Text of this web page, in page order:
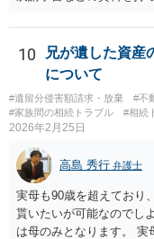
10
兄が遺した資産
について
#遺留分侵害額請求・放棄 #不
#家族間の相続トラブル
#相続
2026年2月25日
高島 秀行 弁護士
実母も90歳を超えており
貰いたいが可能なのでし
は母のみとなります。